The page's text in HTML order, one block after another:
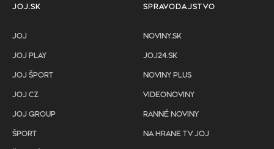
JOJ.SK
JOJ
JOJ PLAY
JOJ ŠPORT
JOJ CZ
JOJ GROUP
ŠPORT
SPRAVODAJSTVO
NOVINY.SK
JOJ24.SK
NOVINY PLUS
VIDEONOVINY
RANNÉ NOVINY
NA HRANE TV JOJ